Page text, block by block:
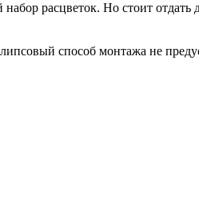
расцветок. Но стоит отдать
способ монтажа не